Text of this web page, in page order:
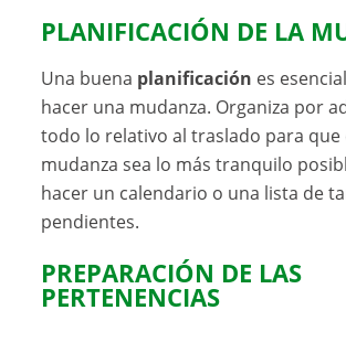
PLANIFICACIÓN DE LA
Una buena planificación es
hacer una mudanza. Organiza por
todo lo relativo al traslado para que
mudanza sea lo más tranquilo
hacer un calendario o una lista de
pendientes.
PREPARACIÓN DE LAS
PERTENENCIAS